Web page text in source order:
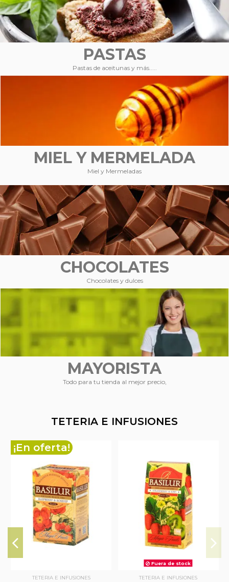
PASTAS
Pastas de aceitunas y más.....
MIEL Y MERMELADA
Miel y Mermeladas
CHOCOLATES
Chocolates y dulces
MAYORISTA
Todo para tu tienda al mejor precio,
TETERIA E INFUSIONES
¡En oferta!
TETERIA E INFUSIONES
Fuera de stock
TETERIA E INFUSIONES